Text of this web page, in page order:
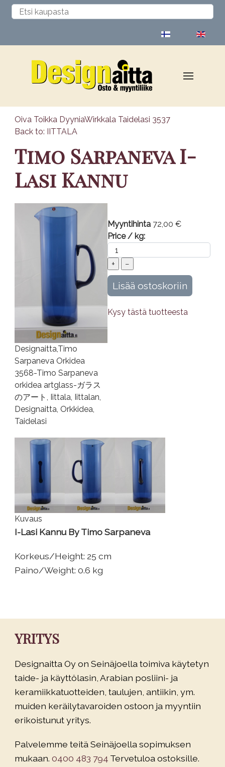
Oiva Toikka DyyniaWirkkala Taidelasi 3537
Back to: IITTALA
Timo Sarpaneva I-
Lasi Kannu
Designaitta,Timo
Sarpaneva Orkidea
3568-Timo Sarpaneva
orkidea artglass-ガラス
のアート, Iittala, Iittalan,
Designaitta, Orkkidea,
Taidelasi
Myyntihinta 72,00 €
Price / kg:
Kysy tästä tuotteesta
Kuvaus
I-Lasi Kannu By Timo Sarpaneva
Korkeus/Height: 25 cm
Paino/Weight: 0.6 kg
YRITYS
Designaitta Oy on Seinäjoella toimiva käytetyn
taide- ja käyttölasin, Arabian posliini- ja
keramiikkatuotteiden, taulujen, antiikin, ym.
muiden keräilytavaroiden ostoon ja myyntiin
erikoistunut yritys.
Palvelemme teitä Seinäjoella sopimuksen
mukaan. 0400 483 794 Tervetuloa ostoksille.